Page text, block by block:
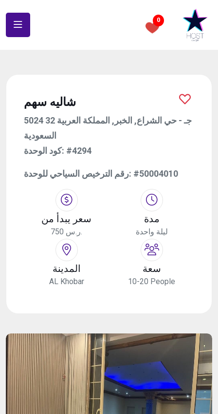
0
شاليه سهم
5024 32 جـ - حي الشراع, الخبر, المملكة العربية
السعودية
كود الوحدة: #4294
رقم الترخيص السياحي للوحدة: #50004010
سعر يبدأ من
750 ر.س.
مدة
ليلة واحدة
المدينة
AL Khobar
سعة
10-20 People